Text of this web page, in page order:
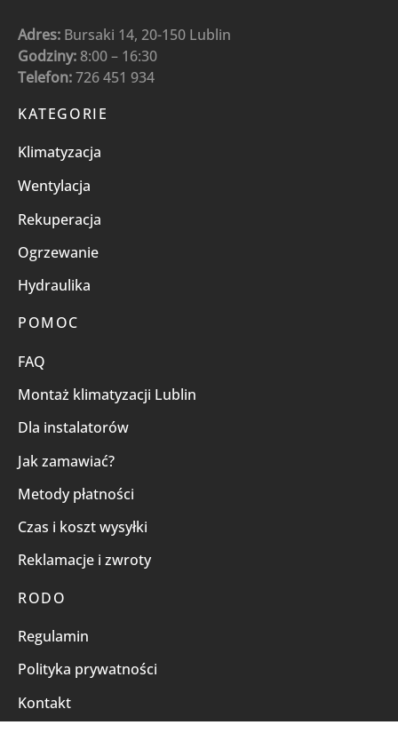
Adres: Bursaki 14, 20-150 Lublin
Godziny: 8:00 – 16:30
Telefon:726 451 934
KATEGORIE
Klimatyzacja
Wentylacja
Rekuperacja
Ogrzewanie
Hydraulika
POMOC
FAQ
Montaż klimatyzacji Lublin
Dla instalatorów
Jak zamawiać?
Metody płatności
Czas i koszt wysyłki
Reklamacje i zwroty
RODO
Regulamin
Polityka prywatności
Kontakt